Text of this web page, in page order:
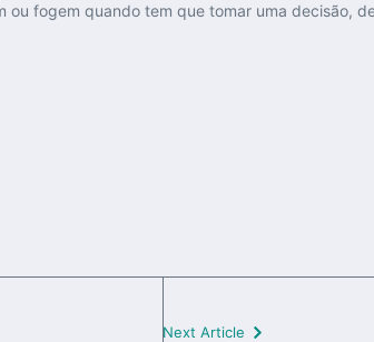
fogem quando tem que tomar uma decisão,
Next Article